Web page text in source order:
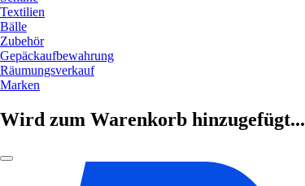
Textilien
Bälle
Zubehör
Gepäckaufbewahrung
Räumungsverkauf
Marken
Wird zum Warenkorb hinzugefügt...